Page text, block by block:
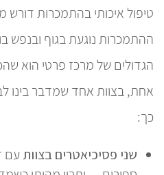
טיפול איכותי בהתמכרות דורש
ההתמכרות נוגעת בגוף ובנפש
הגדולים של מרכז פרטי הוא
אחת, בצוות אחד שמדבר בינו
כך:
שני פסיכיאטרים בצוותעם